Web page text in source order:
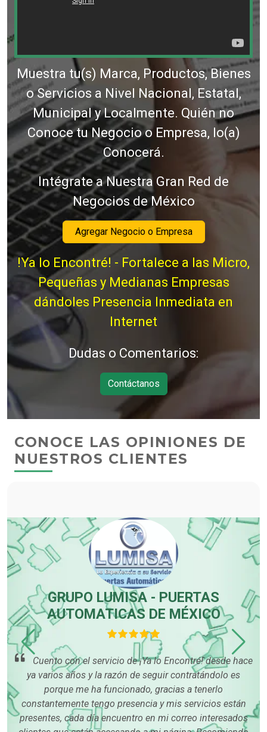
Muestra tu(s) Marca, Productos, Bienes
o Servicios a Nivel Nacional, Estatal,
Municipal y Localmente. Quién no
Conoce tu Negocio o Empresa, lo(a)
Conocerá.
Intégrate a Nuestra Gran Red de
Negocios de México
Agregar Negocio o Empresa
!Ya lo Encontré! - Fortalece a las Micro,
Pequeñas y Medianas Empresas
dándoles Presencia Inmediata en
Internet
Dudas o Comentarios:
Contáctanos
CONOCE LAS OPINIONES DE
NUESTROS CLIENTES
GRUPO LUMISA - PUERTAS
AUTOMATICAS DE MÉXICO
Cuento con el servicio de ¡Ya lo Encontré! desde hace
ya varios años y la razón de seguir contratándolo es
porque me ha funcionado, gracias a tenerlo
constantemente tengo presencia y mis servicios están
presentes, cada día encuentro en mi correo interesados